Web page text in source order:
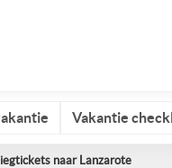
Vakantie
naar Lanzarote